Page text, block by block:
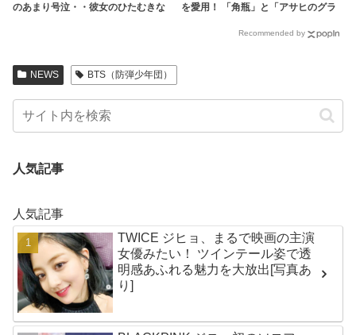
のあまり号泣・・彼女のひたむきな
を愛用！ 「角瓶」と「アサヒのグラ
Recommended by
NEWS BTS（防弾少年団）
人気記事
人気記事
TWICE ジヒョ、まるで映画の主演
女優みたい！ ツインテール姿で透
明感あふれる魅力を大放出[写真あ
り]